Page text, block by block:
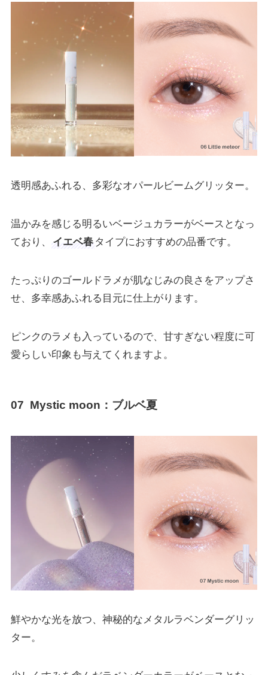
透明感あふれる、多彩なオパールビームグリッター。
温かみを感じる明るいベージュカラーがベースとなっ
ており、
イエベ春 タイプにおすすめの品番です。
たっぷりのゴールドラメが肌なじみの良さをアップさ
せ、多幸感あふれる目元に仕上がります。
ピンクのラメも入っているので、甘すぎない程度に可
愛らしい印象も与えてくれますよ。
07 Mystic moon：ブルベ夏
鮮やかな光を放つ、神秘的なメタルラベンダーグリッ
ター。